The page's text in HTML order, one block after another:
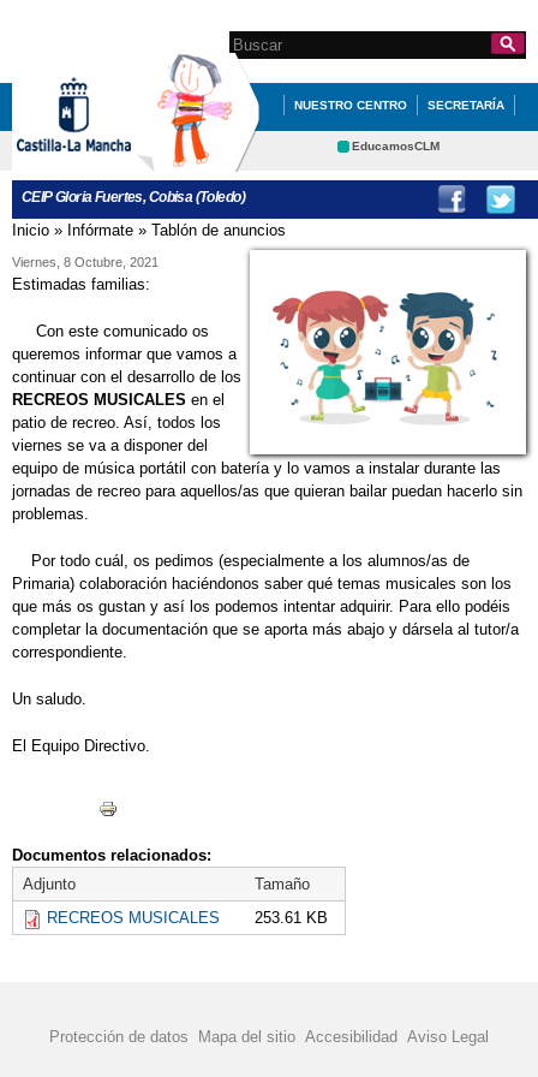
contenido
principalFormulario de
búsqueda
Search this site
NUESTRO CENTRO SECRETARÍA
EDUCACIÓN QUÉ HACEMOS
AYUDAS MATERIALES CURRICULARES 1º
Y 2º DE PRIMARIA
COBISA DIBUJO COLEGIO ANIMADO
GLORIA FUERTES
MATERIAL ESCOLAR 2015-2016
PLAN DIGITAL DE CENTRO 2022
EducamosCLM
Cultura
CEIP Gloria Fuertes, Cobisa (Toledo)
Se encuentra usted aquí
Inicio » Infórmate » Tablón de anuncios
Viernes, 8 Octubre, 2021
Estimadas familias:
Con este comunicado os
queremos informar que vamos a
continuar con el desarrollo de los
RECREOS MUSICALES en el
patio de recreo. Así, todos los
viernes se va a disponer del
equipo de música portátil con batería y lo vamos a instalar durante las
jornadas de recreo para aquellos/as que quieran bailar puedan hacerlo sin
problemas.
Por todo cuál, os pedimos (especialmente a los alumnos/as de
Primaria) colaboración haciéndonos saber qué temas musicales son los
que más os gustan y así los podemos intentar adquirir. Para ello podéis
completar la documentación que se aporta más abajo y dársela al tutor/a
correspondiente.
Un saludo.
El Equipo Directivo.
Documentos relacionados:
Adjunto
Tamaño
RECREOS MUSICALES
253.61 KB
Protección de datos Mapa del sitio Accesibilidad Aviso Legal